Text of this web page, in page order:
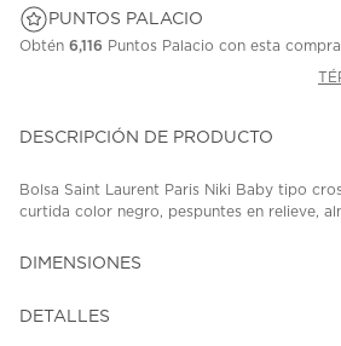
PUNTOS PALACIO
Obtén 6,116 Puntos Palacio con esta
DESCRIPCIÓN DE PRODUCTO
Bolsa Saint Laurent Paris Niki Baby tipo
curtida color negro, pespuntes en relieve,
DIMENSIONES
DETALLES